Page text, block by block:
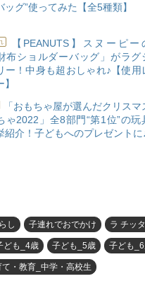
ッグ”使ってみた【全5種類】
【PEANUTS】スヌーピー
布ショルダーバッグ」がラグ
ー！中身も超おしゃれ♪【使用
「おもちゃ屋が選んだクリスマ
ゃ2022」全8部門“第1位”の玩
紹介！子どもへのプレゼントに
し 子連れでおでかけ ラ チッ
ども_4歳 子ども_5歳 子ども
・教育_中学・高校生